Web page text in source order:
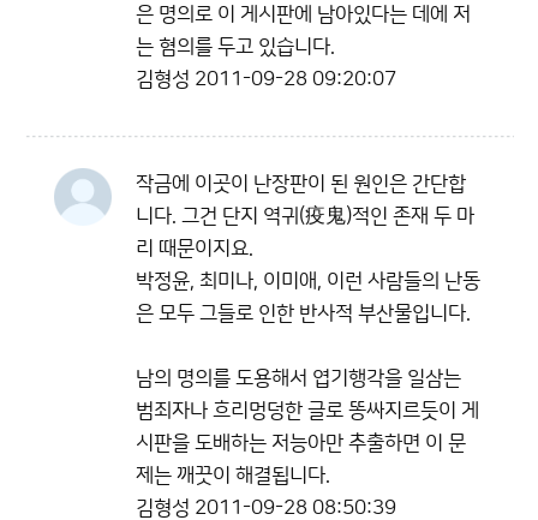
은 명의로 이 게시판에 남아있다는 데에 저
는 혐의를 두고 있습니다.
김형성 2011-09-28 09:20:07
작금에 이곳이 난장판이 된 원인은 간단합
니다. 그건 단지 역귀(疫鬼)적인 존재 두 마
리 때문이지요.
박정윤, 최미나, 이미애, 이런 사람들의 난동
은 모두 그들로 인한 반사적 부산물입니다.
남의 명의를 도용해서 엽기행각을 일삼는
범죄자나 흐리멍덩한 글로 똥싸지르듯이 게
시판을 도배하는 저능아만 추출하면 이 문
제는 깨끗이 해결됩니다.
김형성 2011-09-28 08:50:39